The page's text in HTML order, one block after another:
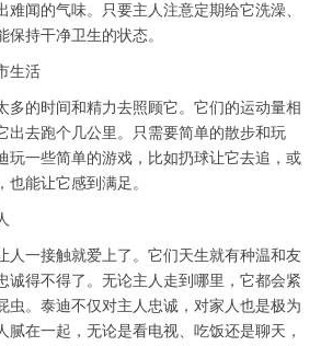
难闻的气味。只要主人注意定期给它洗澡、
持干净卫生的状态。
生活
多的时间和精力去照顾它。它们的运动量相
出去跑个几公里。只需要简单的散步和玩
玩一些简单的游戏，比如扔球让它去追，或
能让它感到满足。
人一接触就爱上了。它们天生就有种温和友
诚得不得了。无论主人走到哪里，它都会紧
虫。泰迪不仅对主人忠诚，对家人也是极为
腻在一起，无论是看电视、吃饭还是聊天，